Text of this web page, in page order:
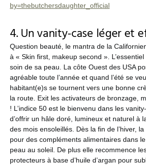
by=thebutchersdaughter_official
4. Un vanity-case léger et
Question beauté, le mantra de la
à « Skin first, makeup second ».
soin de sa peau. La côte Ouest des USA
agréable toute l’année et quand l’été se
habitant(e)s se tournent vers une bonne
la route. Exit les activateurs de bronzage,
! L’indice 50 est le bienvenu dans les
d’offrir un hâle doré, lumineux et naturel à
des mois ensoleillés. Dès la fin de l’hiver,
pour des compléments alimentaires dans
peau au soleil. De plus elle recommence
protecteurs à base d’huile d’argan pour